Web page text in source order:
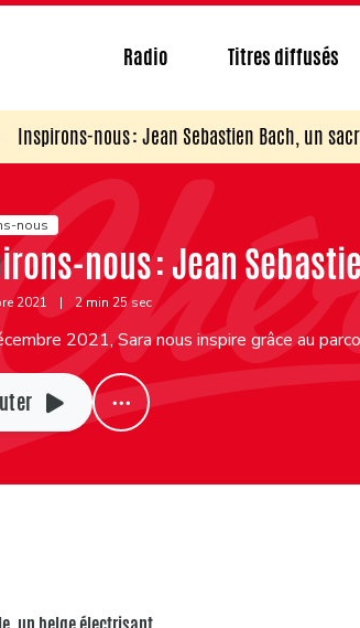
Radio Titres diffusés
Inspirons-nous : Jean Sebastien Bach, un
nous
nous : Jean
2021 | 2 min 25 sec
2021, Sara nous inspire grâce au